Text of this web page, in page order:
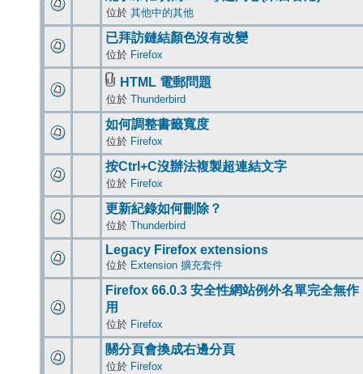
位於 其他中的其他
已拜訪鏈結顏色沒有改變
位於 Firefox
HTML 電郵問題
位於 Thunderbird
如何調整書籤寬度
位於 Firefox
按Ctrl+C沒辦法複製超連結文字
位於 Firefox
更新紀錄如何刪除？
位於 Thunderbird
Legacy Firefox extensions
位於 Extension 擴充套件
Firefox 66.0.3 安全性網站例外名單完全無作
用
位於 Firefox
關分頁會換成右邊分頁
位於 Firefox